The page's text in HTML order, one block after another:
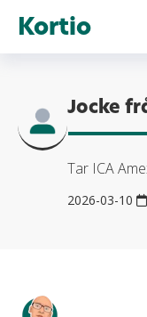
Kortio
Jocke
Tar ICA
2026-03-10